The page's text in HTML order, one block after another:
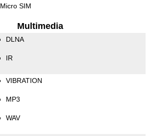
Micro SIM
Multimedia
DLNA
IR
VIBRATION
MP3
WAV